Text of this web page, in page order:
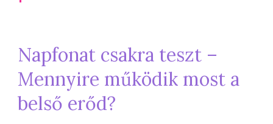
Napfonat csakra teszt –
Mennyire működik most a
belső erőd?